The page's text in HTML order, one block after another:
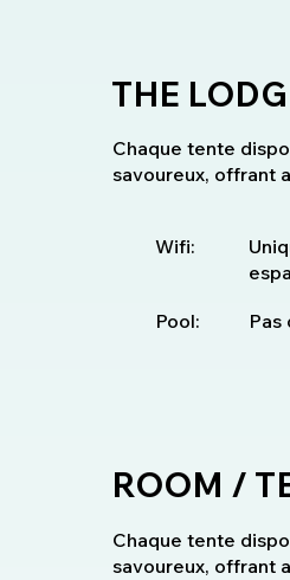
THE
Chaque tente
savoureux, offrant
Wifi:
Pool: Pas
ROOM /
Chaque tente
savoureux, offrant